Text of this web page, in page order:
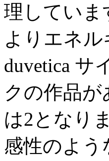
理していま
よりエネ
duvetica サ
クの作品
は2となり
感性のよ